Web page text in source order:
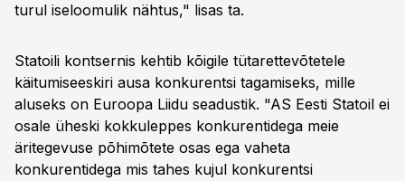
turul iseloomulik nähtus," lisas ta.
Statoili kontsernis kehtib kõigile tütarettevõtetele
käitumiseeskiri ausa konkurentsi tagamiseks, mille
aluseks on Euroopa Liidu seadustik. "AS Eesti Statoil ei
osale üheski kokkuleppes konkurentidega meie
äritegevuse põhimõtete osas ega vaheta
konkurentidega mis tahes kujul konkurentsi